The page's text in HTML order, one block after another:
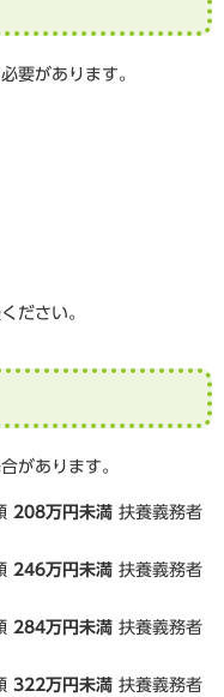
要があります。
ださい。
があります。
208万円未満 扶養義務者
246万円未満 扶養義務者
284万円未満 扶養義務者
322万円未満 扶養義務者